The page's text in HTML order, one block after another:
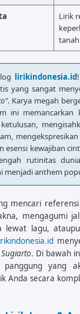
Lirik
tanah
lirikindonesia.id
yang sangat
. Karya megah
ini
esensi kewajiban
rutinitas
menjadi anthem
mencari
mengagumi
lewat lagu,
. Di bawah
panggung yang
Anda secara